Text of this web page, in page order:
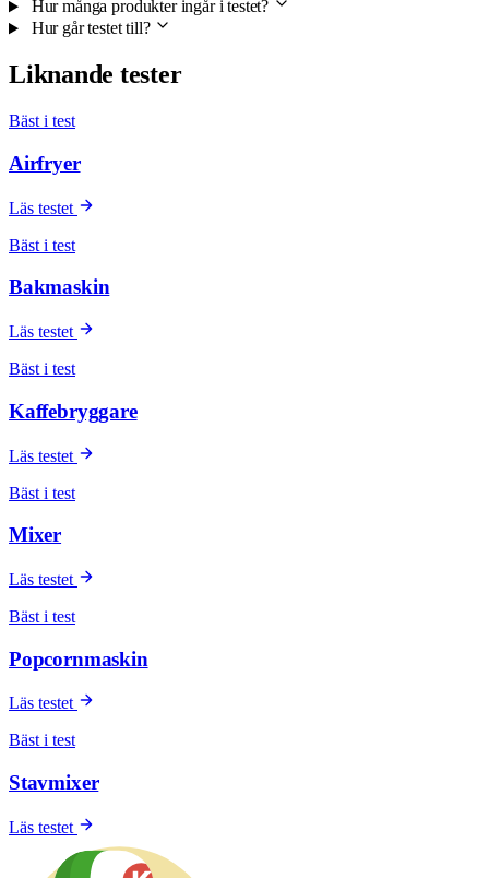
Hur många produkter ingår i testet?
Hur går testet till?
Liknande tester
Bäst i test
Airfryer
Läs testet
Bäst i test
Bakmaskin
Läs testet
Bäst i test
Kaffebryggare
Läs testet
Bäst i test
Mixer
Läs testet
Bäst i test
Popcornmaskin
Läs testet
Bäst i test
Stavmixer
Läs testet